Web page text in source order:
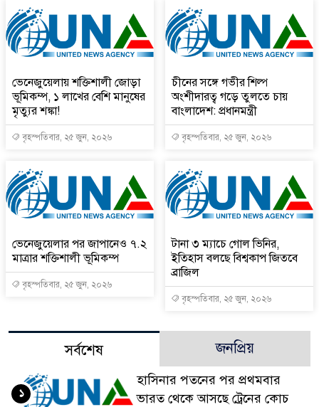
ভেনেজুয়েলায় শক্তিশালী জোড়া
ভূমিকম্প, ১ লাখের বেশি মানুষের
মৃত্যুর শঙ্কা!
বৃহস্পতিবার, ২৫ জুন, ২০২৬
চীনের সঙ্গে গভীর শিল্প
অংশীদারত্ব গড়ে তুলতে চায়
বাংলাদেশ: প্রধানমন্ত্রী
বৃহস্পতিবার, ২৫ জুন, ২০২৬
ভেনেজুয়েলার পর জাপানেও ৭.২
মাত্রার শক্তিশালী ভূমিকম্প
বৃহস্পতিবার, ২৫ জুন, ২০২৬
টানা ৩ ম্যাচে গোল ভিনির,
ইতিহাস বলছে বিশ্বকাপ জিতবে
ব্রাজিল
বৃহস্পতিবার, ২৫ জুন, ২০২৬
সর্বশেষ জনপ্রিয়
হাসিনার পতনের পর প্রথমবার
ভারত থেকে আসছে ট্রেনের কোচ
১